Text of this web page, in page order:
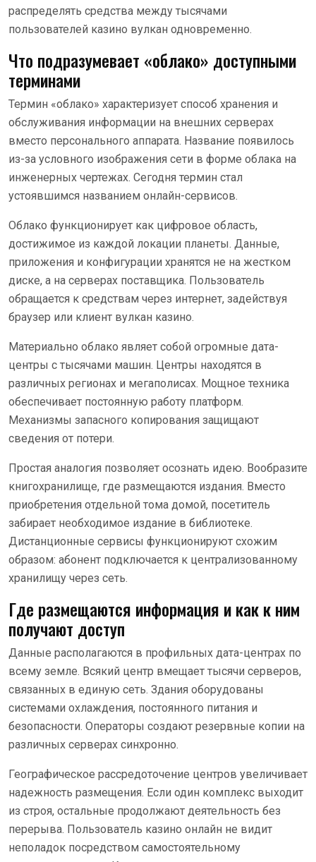
распределять средства между тысячами
пользователей казино вулкан одновременно.
Что подразумевает «облако» доступными
терминами
Термин «облако» характеризует способ хранения и
обслуживания информации на внешних серверах
вместо персонального аппарата. Название появилось
из-за условного изображения сети в форме облака на
инженерных чертежах. Сегодня термин стал
устоявшимся названием онлайн-сервисов.
Облако функционирует как цифровое область,
достижимое из каждой локации планеты. Данные,
приложения и конфигурации хранятся не на жестком
диске, а на серверах поставщика. Пользователь
обращается к средствам через интернет, задействуя
браузер или клиент вулкан казино.
Материально облако являет собой огромные дата-
центры с тысячами машин. Центры находятся в
различных регионах и мегаполисах. Мощное техника
обеспечивает постоянную работу платформ.
Механизмы запасного копирования защищают
сведения от потери.
Простая аналогия позволяет осознать идею. Вообразите
книгохранилище, где размещаются издания. Вместо
приобретения отдельной тома домой, посетитель
забирает необходимое издание в библиотеке.
Дистанционные сервисы функционируют схожим
образом: абонент подключается к централизованному
хранилищу через сеть.
Где размещаются информация и как к ним
получают доступ
Данные располагаются в профильных дата-центрах по
всему земле. Всякий центр вмещает тысячи серверов,
связанных в единую сеть. Здания оборудованы
системами охлаждения, постоянного питания и
безопасности. Операторы создают резервные копии на
различных серверах синхронно.
Географическое рассредоточение центров увеличивает
надежность размещения. Если один комплекс выходит
из строя, остальные продолжают деятельность без
перерыва. Пользователь казино онлайн не видит
неполадок посредством самостоятельному